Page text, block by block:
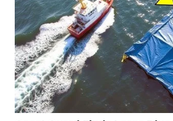
WN
SIMALUNGUN
WN
LABUHANBATU